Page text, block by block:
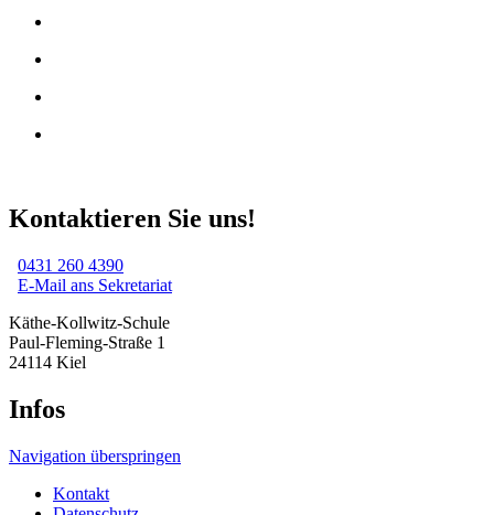
Kontaktieren Sie uns!
0431 260 4390
E-Mail ans Sekretariat
Käthe-Kollwitz-Schule
Paul-Fleming-Straße 1
24114 Kiel
Infos
Navigation überspringen
Kontakt